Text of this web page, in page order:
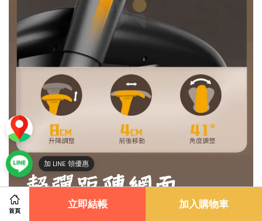
首頁
立即結帳 加入購物車